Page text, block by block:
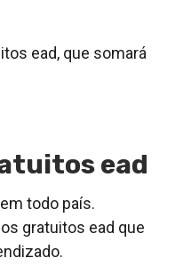
ead, que somará
ead
todo país.
gratuitos ead que